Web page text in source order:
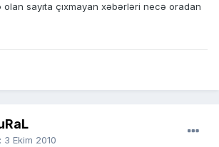
olan sayıta çıxmayan xəbərləri necə oradan
3 Ekim 2010